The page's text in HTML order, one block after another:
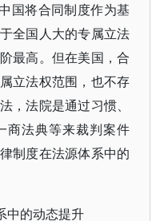
国将合同制度作为基
全国人大的专属立法
最高。但在美国，合
立法权范围，也不存
，法院是通过习惯、
商法典等来裁判案件
制度在法源体系中的
中的动态提升